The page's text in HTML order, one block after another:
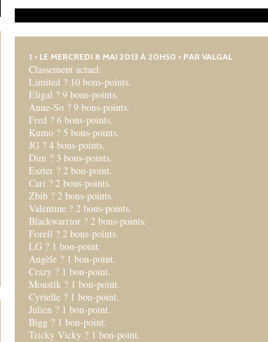
1 • LE MERCREDI 8 MAI 2013 À 20H50 • PAR VALGAL
Classement actuel:
Limited ? 10 bons-points.
Eligal ? 9 bons-points.
Anne-So ? 9 bons-points.
Fred ? 6 bons-points.
Kumo ? 5 bons-points.
JG ? 4 bons-points.
Dim ? 3 bons-points.
Eszter ? 2 bon-point.
Cari ? 2 bons-points.
Zbib ? 2 bons-points.
Valentine ? 2 bons-points.
Blackwarrior ? 2 bons-points.
Forell ? 2 bons-points.
LG ? 1 bon-point.
Angèle ? 1 bon-point.
Crazy ? 1 bon-point.
Moustik ? 1 bon-point.
Cyrielle ? 1 bon-point.
Julien ? 1 bon-point.
Bigg ? 1 bon-point.
Tricky Vicky ? 1 bon-point.